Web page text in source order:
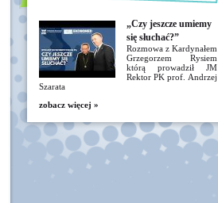
„Czy jeszcze umiemy
się słuchać?”
Rozmowa z Kardynałem
Grzegorzem Rysiem
którą prowadził JM
Rektor PK prof. Andrzej
Szarata
zobacz więcej »